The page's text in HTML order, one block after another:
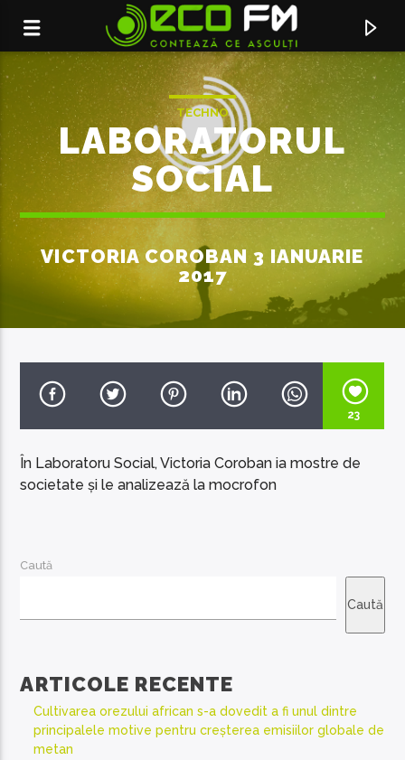
GEORGE MICHAEL
TECHNO
LABORATORUL
SOCIAL
VICTORIA COROBAN 3 IANUARIE
2017
23
În Laboratoru Social, Victoria Coroban ia mostre de
societate și le analizează la mocrofon
Caută
Caută
ARTICOLE RECENTE
Cultivarea orezului african s-a dovedit a fi unul dintre
principalele motive pentru creșterea emisiilor globale de
metan